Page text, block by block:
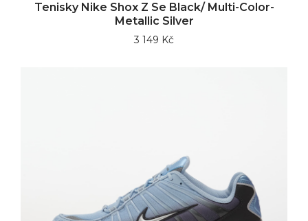
Tenisky Nike Shox Z Se Black/ Multi-Color-
Metallic Silver
3 149 Kč